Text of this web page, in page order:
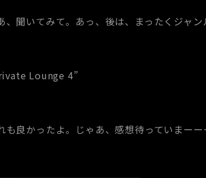
、聞いてみて。あっ、後は、まったくジャン
Lounge 4”
も良かったよ。じゃあ、感想待っていまーー